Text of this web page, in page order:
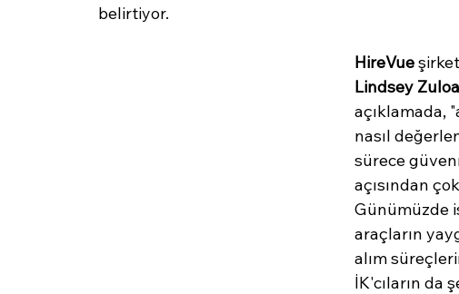
belirtiyor.
HireVue
Lindsey
açıklamada,
nasıl
sürece
açısından
Günümüzde
araçların
alım
İK'cıların da